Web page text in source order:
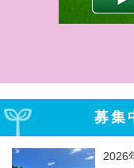
募集
2026